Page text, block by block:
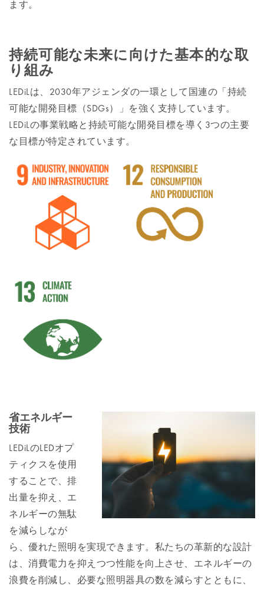
ます。
持続可能な未来に向けた基本的な取
り組み
LEDiLは、2030年アジェンダの一環として国連の「持続
可能な開発目標（SDGs）」を強く支持しています。
LEDiLの事業戦略と持続可能な開発目標を導く3つの主要
な目標が特定されています。
省エネルギー
技術
LEDiLのLEDオプ
ティクスを使用
することで、排
出量を抑え、エ
ネルギーの無駄
を減らしなが
ら、優れた照明を実現できます。私たちの革新的な設計
は、消費電力を抑えつつ性能を向上させ、エネルギーの
浪費を削減し、必要な照明器具の数を減らすとともに、